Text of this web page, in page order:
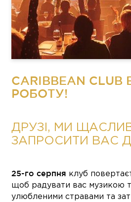
CARIBBEAN
РОБОТУ!
ДРУЗІ, МИ
ЗАПРОСИТИ ВАС
25-го серпня клуб
щоб радувати вас музикою
улюбленими стравами та